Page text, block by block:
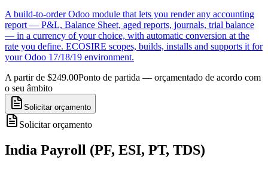
A build-to-order Odoo module that lets you render any accounting
report — P&L, Balance Sheet, aged reports, journals, trial balance
— in a currency of your choice, with automatic conversion at the
rate you define. ECOSIRE scopes, builds, installs and supports it for
your Odoo 17/18/19 environment.
A partir de $249.00Ponto de partida — orçamentado de acordo com
o seu âmbito
Solicitar orçamento
Solicitar orçamento
India Payroll (PF, ESI, PT, TDS)